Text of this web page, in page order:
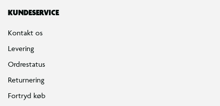
KUNDESERVICE
Kontakt os
Levering
Ordrestatus
Returnering
Fortryd køb